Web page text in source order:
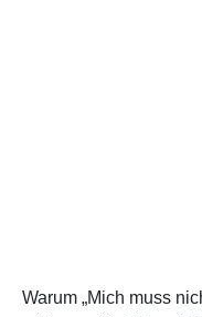
Warum „Mich muss